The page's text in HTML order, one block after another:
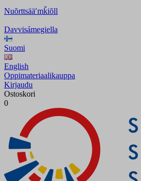
Nuõrttsääʹmǩiõll
Davvisámegiella
Suomi
English
Oppimateriaalikauppa
Kirjaudu
Ostoskori
0